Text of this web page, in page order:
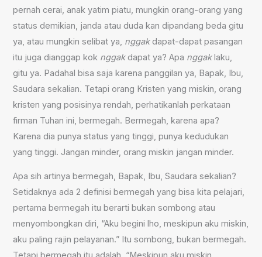
pernah cerai, anak yatim piatu, mungkin orang-orang yang
status demikian, janda atau duda kan dipandang beda gitu
ya, atau mungkin selibat ya, nggakdapat-dapat pasangan
itu juga dianggap kok nggakdapat ya? Apa nggaklaku,
gitu ya. Padahal bisa saja karena panggilan ya, Bapak, Ibu,
Saudara sekalian. Tetapi orang Kristen yang miskin, orang
kristen yang posisinya rendah, perhatikanlah perkataan
firman Tuhan ini, bermegah. Bermegah, karena apa?
Karena dia punya status yang tinggi, punya kedudukan
yang tinggi. Jangan minder, orang miskin jangan minder.
Apa sih artinya bermegah, Bapak, Ibu, Saudara sekalian?
Setidaknya ada 2 definisi bermegah yang bisa kita pelajari,
pertama bermegah itu berarti bukan sombong atau
menyombongkan diri, “Aku begini lho, meskipun aku miskin,
aku paling rajin pelayanan.” Itu sombong, bukan bermegah.